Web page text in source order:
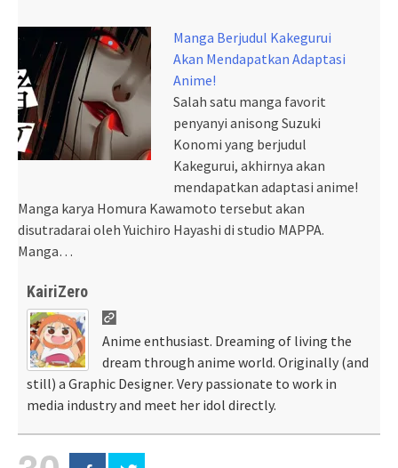
Manga Berjudul Kakegurui
Akan Mendapatkan Adaptasi
Anime!
Salah satu manga favorit
penyanyi anisong Suzuki
Konomi yang berjudul
Kakegurui, akhirnya akan
mendapatkan adaptasi anime!
Manga karya Homura Kawamoto tersebut akan
disutradarai oleh Yuichiro Hayashi di studio MAPPA.
Manga…
KairiZero
Anime enthusiast. Dreaming of living the
dream through anime world. Originally (and
still) a Graphic Designer. Very passionate to work in
media industry and meet her idol directly.